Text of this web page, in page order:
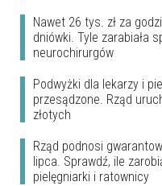
Nawet 26 tys. zł za
dniówki. Tyle zarabiała
neurochirurgów
Podwyżki dla lekarzy i
przesądzone. Rząd
złotych
Rząd podnosi
lipca. Sprawdź, ile
pielęgniarki i ratownicy